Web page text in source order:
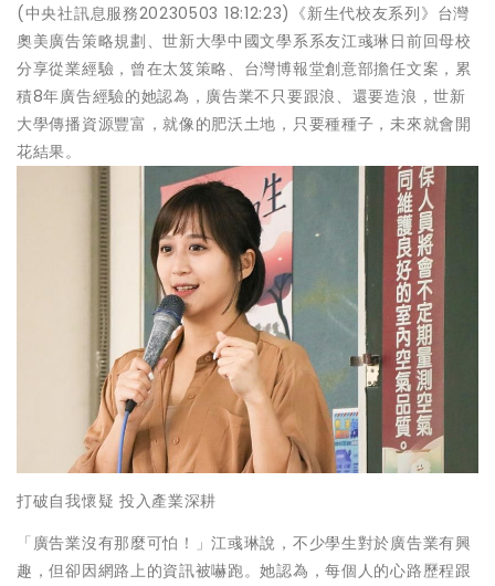
(中央社訊息服務20230503 18:12:23)《新生代校友系列》台灣
奧美廣告策略規劃、世新大學中國文學系系友江彧琳日前回母校
分享從業經驗，曾在太笈策略、台灣博報堂創意部擔任文案，累
積8年廣告經驗的她認為，廣告業不只要跟浪、還要造浪，世新
大學傳播資源豐富，就像的肥沃土地，只要種種子，未來就會開
花結果。
打破自我懷疑 投入產業深耕
「廣告業沒有那麼可怕！」江彧琳說，不少學生對於廣告業有興
趣，但卻因網路上的資訊被嚇跑。她認為，每個人的心路歷程跟